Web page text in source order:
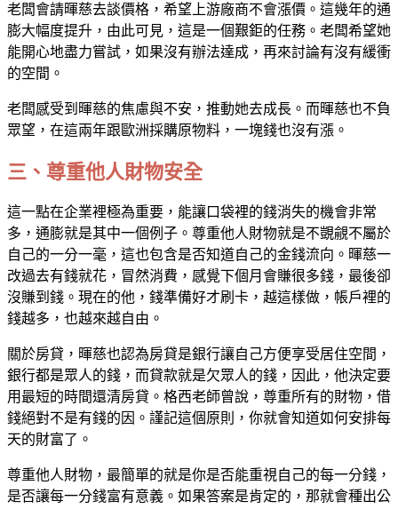
老闆會請暉慈去談價格，希望上游廠商不會漲價。這幾年的通
膨大幅度提升，由此可見，這是一個艱鉅的任務。老闆希望她
能開心地盡力嘗試，如果沒有辦法達成，再來討論有沒有緩衝
的空間。
老闆感受到暉慈的焦慮與不安，推動她去成長。而暉慈也不負
眾望，在這兩年跟歐洲採購原物料，一塊錢也沒有漲。
三、尊重他人財物安全
這一點在企業裡極為重要，能讓口袋裡的錢消失的機會非常
多，通膨就是其中一個例子。尊重他人財物就是不覬覦不屬於
自己的一分一毫，這也包含是否知道自己的金錢流向。暉慈一
改過去有錢就花，冒然消費，感覺下個月會賺很多錢，最後卻
沒賺到錢。現在的他，錢準備好才刷卡，越這樣做，帳戶裡的
錢越多，也越來越自由。
關於房貸，暉慈也認為房貸是銀行讓自己方便享受居住空間，
銀行都是眾人的錢，而貸款就是欠眾人的錢，因此，他決定要
用最短的時間還清房貸。格西老師曾說，尊重所有的財物，借
錢絕對不是有錢的因。謹記這個原則，你就會知道如何安排每
天的財富了。
尊重他人財物，最簡單的就是你是否能重視自己的每一分錢，
是否讓每一分錢富有意義。如果答案是肯定的，那就會種出公